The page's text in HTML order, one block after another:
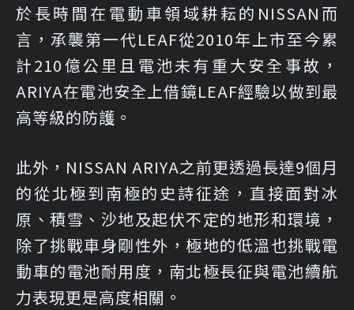
於長時間在電動車領域耕耘的NISSAN而
言，承襲第一代LEAF從2010年上市至今累
計210億公里且電池未有重大安全事故，
ARIYA在電池安全上借鏡LEAF經驗以做到最
高等級的防護。
此外，NISSAN ARIYA之前更透過長達9個月
的從北極到南極的史詩征途，直接面對冰
原、積雪、沙地及起伏不定的地形和環境，
除了挑戰車身剛性外，極地的低溫也挑戰電
動車的電池耐用度，南北極長征與電池續航
力表現更是高度相關。